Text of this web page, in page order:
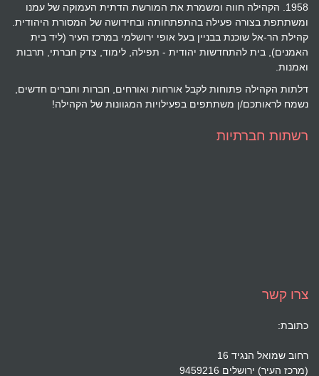
1958. הקהילה חווה ומשמרת את המורשת הדתית העמוקה של עמנו
ומשתתפת בצורה פעילה בהתפתחותה ובחידושה של המסורת היהודית.
קהילת הר-אל שוכנת בבניין בעל אופי ירושלמי במרכז העיר (ליד בית
האמנים), בית להתחדשות יהודית - תפילה, לימוד, צדק חברתי, תרבות
ואמנות.
דלתות הקהילה פתוחות לקבל אורחות ואורחים, חברות וחברים חדשים,
נשמח לראותכם/ן משתתפים בפעילויות המגוונות של הקהילה!
רשתות חברתיות
צרו קשר
כתובת:
רחוב שמואל הנגיד 16
(מרכז העיר) ירושלים 9459216